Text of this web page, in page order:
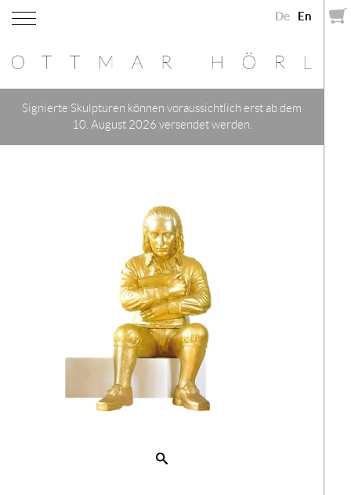
De En
Signierte Skulpturen können voraussichtlich erst ab dem
10. August 2026 versendet werden.